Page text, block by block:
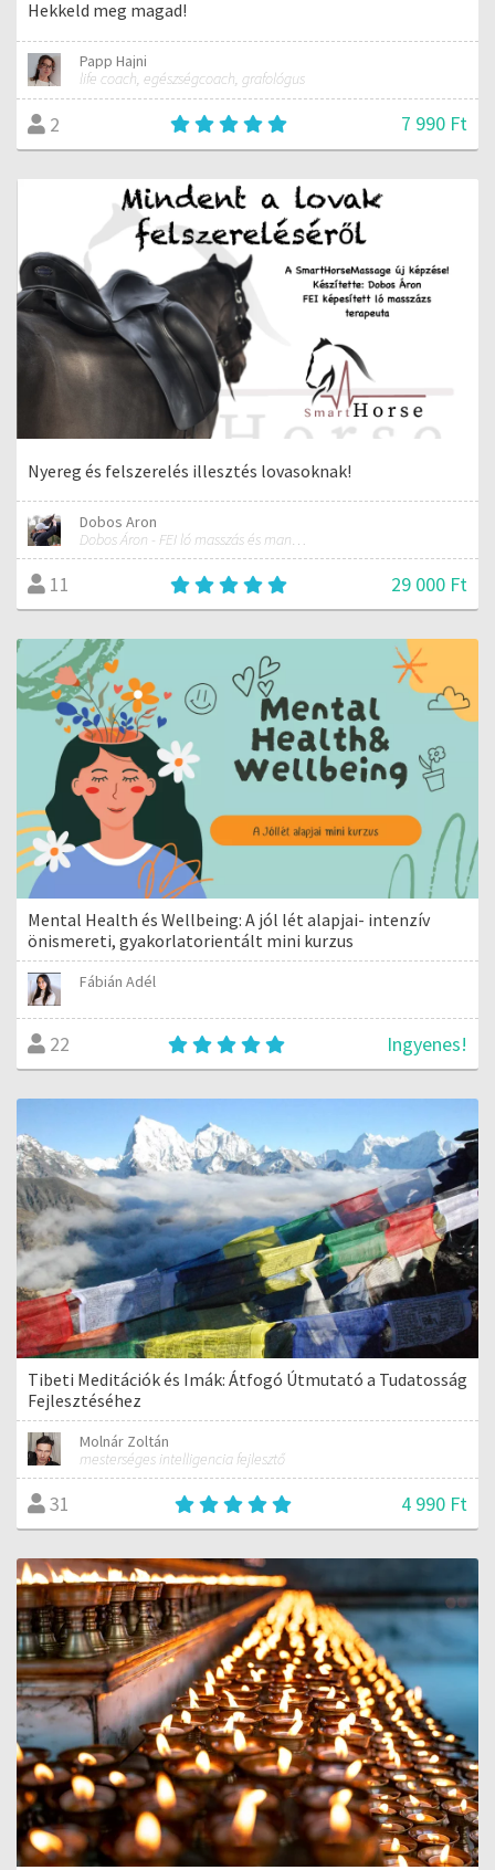
Hekkeld meg magad!
Papp Hajni
life coach, egészségcoach, grafológus
2 7 990 Ft
Nyereg és felszerelés illesztés lovasoknak!
Dobos Aron
11 29 000 Ft
Mental Health és Wellbeing: A jól lét alapjai- intenzív
önismereti, gyakorlatorientált mini kurzus
Fábián Adél
22 Ingyenes!
Tibeti Meditációk és Imák: Átfogó Útmutató a Tudatosság
Fejlesztéséhez
Molnár Zoltán
mesterséges intelligencia fejlesztő
31 4 990 Ft